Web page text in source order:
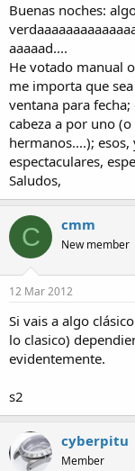
Buenas noches:
aaaaad....
He votado manual
me importa que
ventana para
cabeza a por uno
hermanos....);
espectaculares,
Saludos,
C cmm
New member
12 Mar 2012
Si vais a algo
lo clasico)
evidentemente.
s2
cyberpitu
Member